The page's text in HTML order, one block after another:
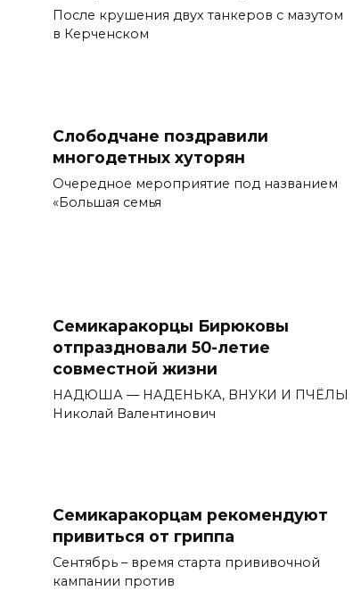
После крушения двух танкеров с мазутом
в Керченском
Слободчане поздравили
многодетных хуторян
Очередное мероприятие под названием
«Большая семья
Семикаракорцы Бирюковы
отпраздновали 50-летие
совместной жизни
НАДЮША — НАДЕНЬКА, ВНУКИ И ПЧЁЛЫ
Николай Валентинович
Семикаракорцам рекомендуют
привиться от гриппа
Сентябрь – время старта прививочной
кампании против